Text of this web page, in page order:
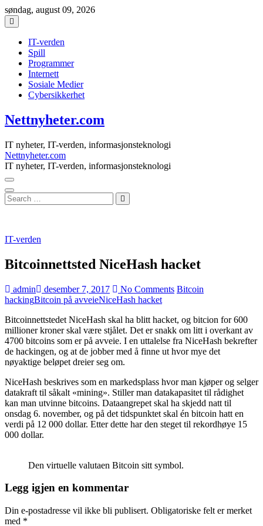
Skip
to
content
søndag, august 09, 2026
IT-verden
Spill
Programmer
Internett
Sosiale Medier
Cybersikkerhet
Nettnyheter.com
IT nyheter, IT-verden, informasjonsteknologi
Nettnyheter.com
IT nyheter, IT-verden, informasjonsteknologi
Search
…
IT-verden
Bitcoinnettsted NiceHash hacket
admin desember 7, 2017 No Comments Bitcoin
hackingBitcoin på avveieNiceHash hacket
Bitcoinnettstedet NiceHash skal ha blitt hacket, og bitcion for 600
millioner kroner skal være stjålet. Det er snakk om litt i overkant av
4700 bitcoins som er på avveie. I en uttalelse fra NiceHash bekrefter
de hackingen, og at de jobber med å finne ut hvor mye det
nøyaktige beløpet dreier seg om.
NiceHash beskrives som en markedsplass hvor man kjøper og selger
datakraft til såkalt «mining». Stiller man datakapasitet til rådighet
kan man utvinne bitcoins. Dataangrepet skal ha skjedd natt til
onsdag 6. november, og på det tidspunktet skal én bitcoin hatt en
verdi på 12 000 dollar. Etter dette har den steget til rekordhøye 15
000 dollar.
Den virtuelle valutaen Bitcoin sitt symbol.
Legg igjen en kommentar
Din e-postadresse vil ikke bli publisert. Obligatoriske felt er merket
med *